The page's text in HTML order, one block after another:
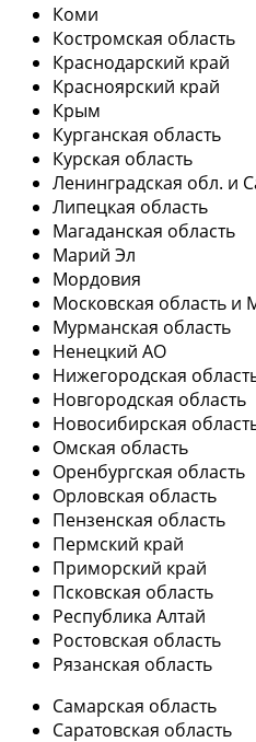
Коми
Костромская область
Краснодарский край
Красноярский край
Крым
Курганская область
Курская область
Ленинградская обл. и
Липецкая область
Магаданская область
Марий Эл
Мордовия
Московская область и
Мурманская область
Ненецкий АО
Нижегородская
Новгородская область
Новосибирская
Омская область
Оренбургская область
Орловская область
Пензенская область
Пермский край
Приморский край
Псковская область
Республика Алтай
Ростовская область
Рязанская область
Самарская область
Саратовская область